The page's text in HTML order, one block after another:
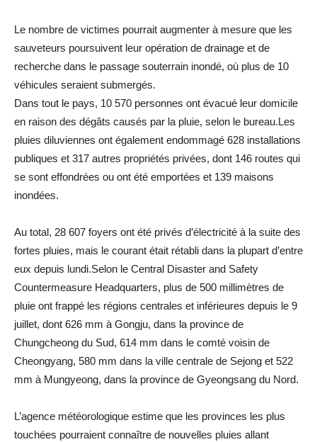
Le nombre de victimes pourrait augmenter à mesure que les
sauveteurs poursuivent leur opération de drainage et de
recherche dans le passage souterrain inondé, où plus de 10
véhicules seraient submergés.
Dans tout le pays, 10 570 personnes ont évacué leur domicile
en raison des dégâts causés par la pluie, selon le bureau.Les
pluies diluviennes ont également endommagé 628 installations
publiques et 317 autres propriétés privées, dont 146 routes qui
se sont effondrées ou ont été emportées et 139 maisons
inondées.
Au total, 28 607 foyers ont été privés d’électricité à la suite des
fortes pluies, mais le courant était rétabli dans la plupart d’entre
eux depuis lundi.Selon le Central Disaster and Safety
Countermeasure Headquarters, plus de 500 millimètres de
pluie ont frappé les régions centrales et inférieures depuis le 9
juillet, dont 626 mm à Gongju, dans la province de
Chungcheong du Sud, 614 mm dans le comté voisin de
Cheongyang, 580 mm dans la ville centrale de Sejong et 522
mm à Mungyeong, dans la province de Gyeongsang du Nord.
L’agence météorologique estime que les provinces les plus
touchées pourraient connaître de nouvelles pluies allant